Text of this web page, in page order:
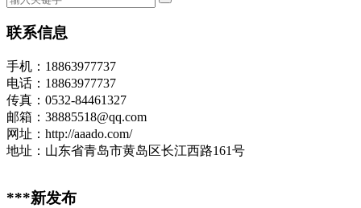
联系信息
手机：18863977737
电话：18863977737
传真：0532-84461327
邮箱：38885518@qq.com
网址：http://aaado.com/
地址：山东省青岛市黄岛区长江西路161号
***新发布